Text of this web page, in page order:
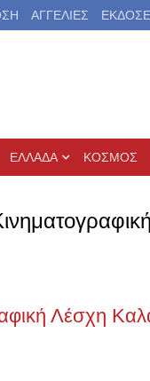
ΑΓΓΕΛΙΕΣ
ΕΛΛΑΔΑ ΚΟΣΜΟΣ
Λέσχη